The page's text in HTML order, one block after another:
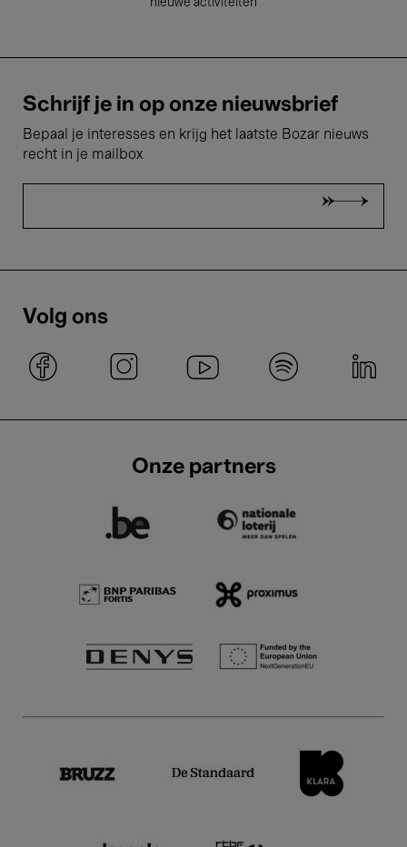
nieuwe activiteiten
Schrijf je in op onze nieuwsbrief
Bepaal je interesses en krijg het laatste Bozar nieuws
recht in je mailbox
Volg ons
Onze partners